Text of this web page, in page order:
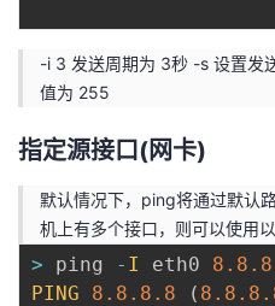
-i 3 发送周期为 3秒 -s 设置发
值为 255
指定源接口(网卡)
默认情况下，ping将通过默认
机上有多个接口，则可以使用
> ping - I eth0 8.8 .8
PING
8.8 .8 .8 ( 8.8 .8